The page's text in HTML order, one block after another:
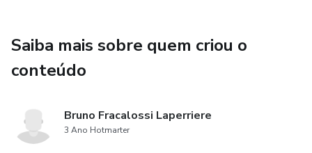
Saiba mais sobre quem criou o
conteúdo
Bruno Fracalossi Laperriere
3 Ano Hotmarter